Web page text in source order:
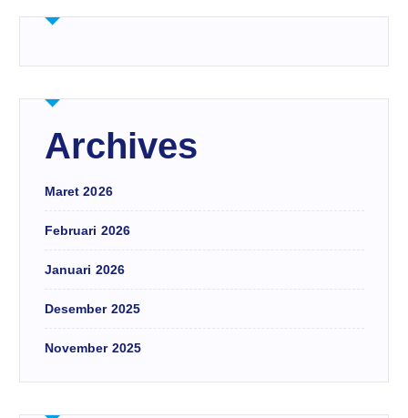
Archives
Maret 2026
Februari 2026
Januari 2026
Desember 2025
November 2025